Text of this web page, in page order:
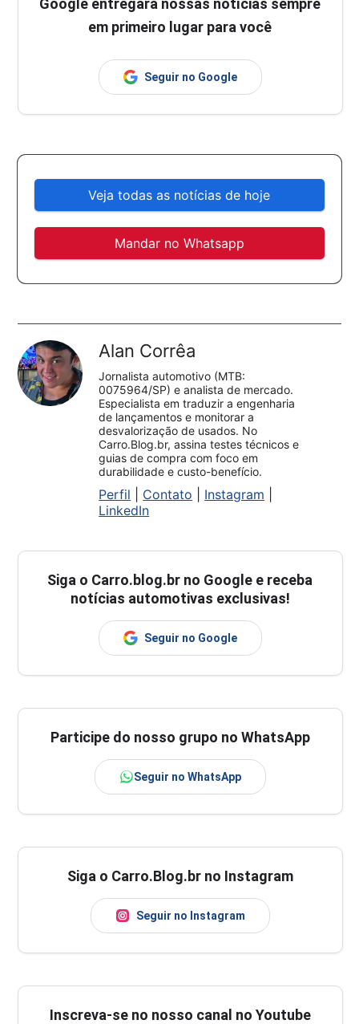
Google entregará nossas notícias sempre
em primeiro lugar para você
Seguir no Google
Veja todas as notícias de hoje
Mandar no Whatsapp
Alan Corrêa
Jornalista automotivo (MTB:
0075964/SP) e analista de mercado.
Especialista em traduzir a engenharia
de lançamentos e monitorar a
desvalorização de usados. No
Carro.Blog.br, assina testes técnicos e
guias de compra com foco em
durabilidade e custo-benefício.
Perfil Contato Instagram
LinkedIn
Siga o Carro.blog.br no Google e receba
notícias automotivas exclusivas!
Seguir no Google
Participe do nosso grupo no WhatsApp
Seguir no WhatsApp
Siga o Carro.Blog.br no Instagram
Seguir no Instagram
Inscreva-se no nosso canal no Youtube